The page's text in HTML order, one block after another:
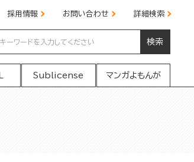
採用情報 お問い合わせ 詳細検索
検索
Sublicense マンガよもんが